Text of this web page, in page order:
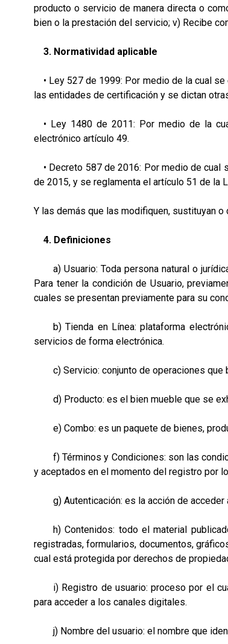
producto o servicio de manera directa o
bien o la prestación del servicio; v) Recibe
3. Normatividad aplicable
• Ley 527 de 1999: Por medio de la cual
las entidades de certificación y se dictan
• Ley 1480 de 2011: Por medio de la
electrónico artículo 49.
• Decreto 587 de 2016: Por medio de cual
de 2015, y se reglamenta el artículo 51 de la
Y las demás que las modifiquen, sustituyan o
4. Definiciones
a) Usuario: Toda persona natural o
Para tener la condición de Usuario,
cuales se presentan previamente para su
b) Tienda en Línea: plataforma
servicios de forma electrónica.
c) Servicio: conjunto de operaciones que
d) Producto: es el bien mueble que se
e) Combo: es un paquete de bienes,
f) Términos y Condiciones: son las
y aceptados en el momento del registro por
g) Autenticación: es la acción de acceder a
h) Contenidos: todo el material
registradas, formularios, documentos,
cual está protegida por derechos de
i) Registro de usuario: proceso por el
para acceder a los canales digitales.
j) Nombre del usuario: el nombre que